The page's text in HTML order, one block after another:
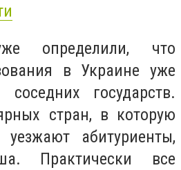
определили, что
в Украине уже
государств.
стран, в которую
абитуриенты,
Практически все